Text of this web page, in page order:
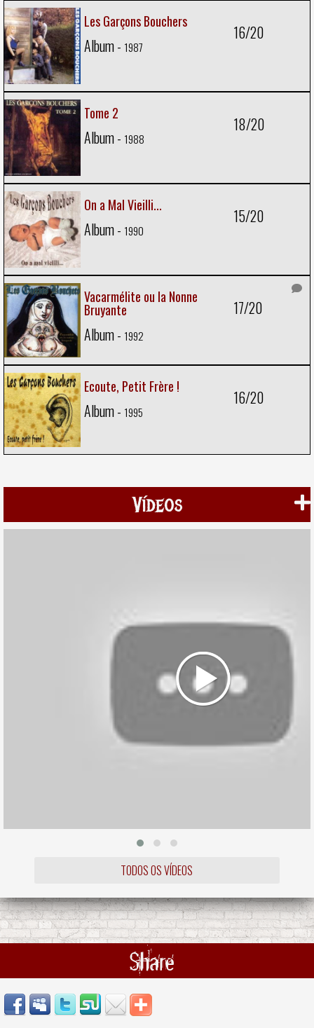
Les Garçons Bouchers
Album - 1987
16/20
Tome 2
Album - 1988
18/20
On a Mal Vieilli...
Album - 1990
15/20
Vacarmélite ou la Nonne
Bruyante
Album - 1992
17/20
Ecoute, Petit Frère !
Album - 1995
16/20
Vídeos
TODOS OS VÍDEOS
Share